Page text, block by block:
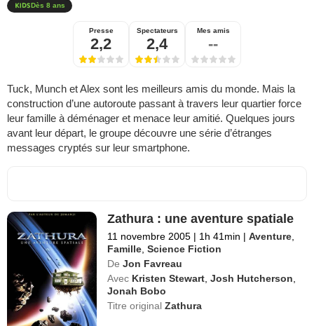
Dès 8 ans
Presse
2,2
Spectateurs
2,4
Mes amis
--
Tuck, Munch et Alex sont les meilleurs amis du monde. Mais la
construction d’une autoroute passant à travers leur quartier force
leur famille à déménager et menace leur amitié. Quelques jours
avant leur départ, le groupe découvre une série d’étranges
messages cryptés sur leur smartphone.
Zathura : une aventure spatiale
11 novembre 2005 | 1h 41min | Aventure
Famille ,Science Fiction
De Jon Favreau
Avec Kristen Stewart ,Josh Hutcherson
Jonah Bobo
Titre originalZathura